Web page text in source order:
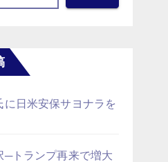
に日米安保サヨナラを
─トランプ再来で増大